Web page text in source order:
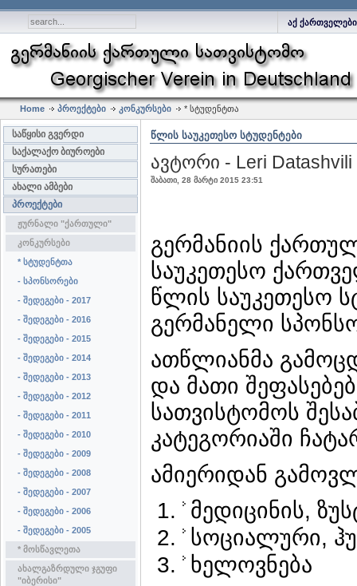
აქ
Home პროექტები კონკურსები * სტუდენტთა
საწყისი გვერდი
საქალაქო ბიუროები
სურათები
ახალი ამბები
პროექტები
ჟურნალი "ქართული"
კონკურსები
* სტუდენტთა
- სპონსორები
- შედეგები - 2017
- შედეგები - 2016
- შედეგები - 2015
- შედეგები - 2014
- შედეგები - 2013
- შედეგები - 2012
- შედეგები - 2011
- შედეგები - 2010
- შედეგები - 2009
- შედეგები - 2008
- შედეგები - 2007
- შედეგები - 2006
- შედეგები - 2005
* მოსწავლეთა
ახალგაზრდული ჯგუფი
"იბერისი"
ᲬᲚᲘᲡ ᲡᲐᲣᲙᲔᲗᲔᲡᲝ ᲡᲢᲣᲓᲔᲜᲢᲔᲑᲘ
ავტორი - Leri Datashvili
შაბათი, 28 მარტი 2015 23:51
გერმანიის
საუკეთესო
წლის საუკეთესო
გერმანელი
ათწლიანმა
და მათი
სათვისტომოს
კატეგორიაში
ამიერიდან
მედიცინის,
სოციალური,
ხელოვნება